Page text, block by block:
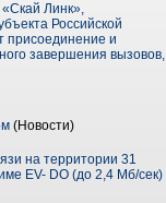
Линк»,
Российской
присоединение и
завершения вызовов,
(Новости)
на территории 31
EV- DO (до 2,4 Мб/сек)